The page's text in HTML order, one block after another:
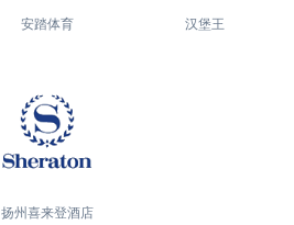
安踏体育 汉堡王
扬州喜来登酒店